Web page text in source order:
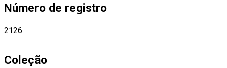
Número de registro
2126
Coleção